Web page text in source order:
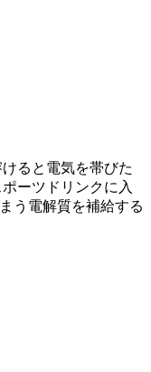
ると電気を帯びた
ーツドリンクに入
う電解質を補給する